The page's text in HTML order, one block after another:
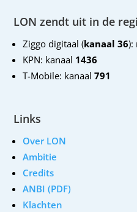
LON zendt uit in de
Ziggo digitaal (kanaal 36):
KPN: kanaal 1436
T-Mobile: kanaal791
Links
Over LON
Ambitie
Credits
ANBI (PDF)
Klachten